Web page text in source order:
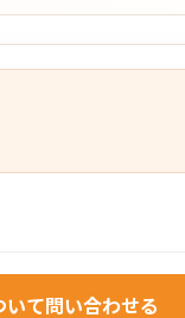
いて問い合わせる